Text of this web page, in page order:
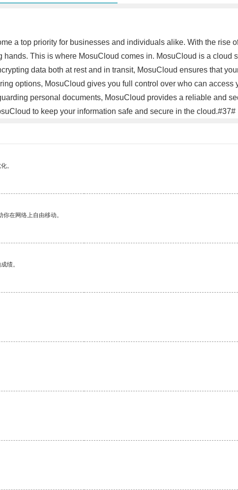
a top priority for businesses and individuals alike. With the rise
This is where MosuCloud comes in. MosuCloud is a cloud
data both at rest and in transit, MosuCloud ensures that
options, MosuCloud gives you full control over who can
personal documents, MosuCloud provides a reliable and
to keep your information safe and secure in the cloud.#37#
。
在网络上自由移动。
绩。